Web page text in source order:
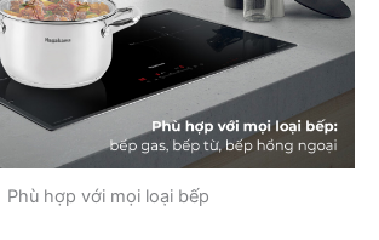
Phù hợp với mọi loại bếp